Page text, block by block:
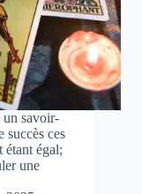
un savoir-
succès ces
étant égal;
une